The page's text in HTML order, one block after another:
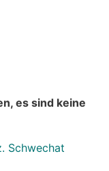
es sind keine
Schwechat